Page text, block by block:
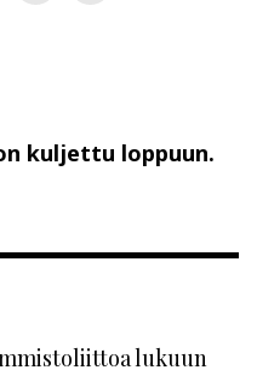
kuljettu loppuun.
lukuun